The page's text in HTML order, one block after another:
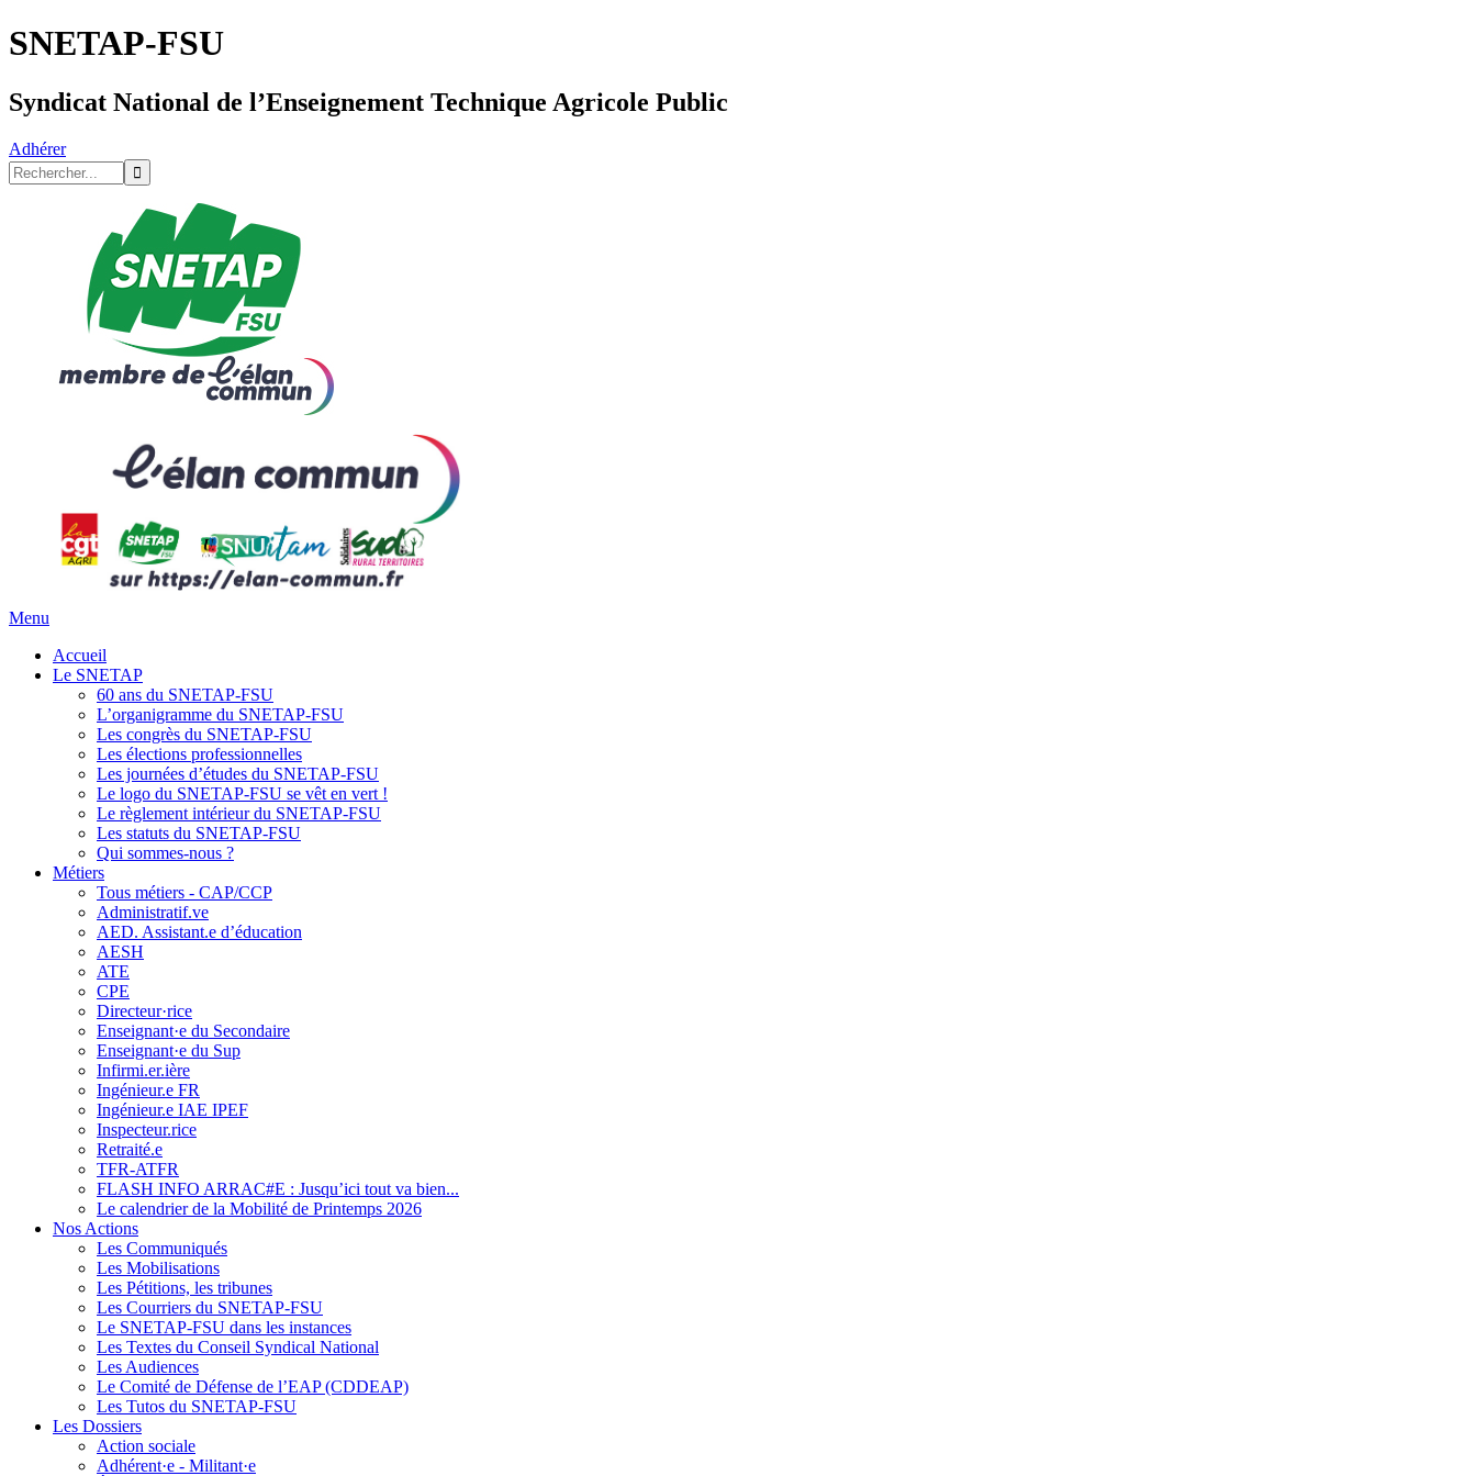
SNETAP-FSU
Syndicat National de l’Enseignement Technique Agricole Public
Adhérer
Menu
Accueil
Le SNETAP
60 ans du SNETAP-FSU
L’organigramme du SNETAP-FSU
Les congrès du SNETAP-FSU
Les élections professionnelles
Les journées d’études du SNETAP-FSU
Le logo du SNETAP-FSU se vêt en vert !
Le règlement intérieur du SNETAP-FSU
Les statuts du SNETAP-FSU
Qui sommes-nous ?
Métiers
Tous métiers - CAP/CCP
Administratif.ve
AED. Assistant.e d’éducation
AESH
ATE
CPE
Directeur·rice
Enseignant·e du Secondaire
Enseignant·e du Sup
Infirmi.er.ière
Ingénieur.e FR
Ingénieur.e IAE IPEF
Inspecteur.rice
Retraité.e
TFR-ATFR
FLASH INFO ARRAC#E : Jusqu’ici tout va bien...
Le calendrier de la Mobilité de Printemps 2026
Nos Actions
Les Communiqués
Les Mobilisations
Les Pétitions, les tribunes
Les Courriers du SNETAP-FSU
Le SNETAP-FSU dans les instances
Les Textes du Conseil Syndical National
Les Audiences
Le Comité de Défense de l’EAP (CDDEAP)
Les Tutos du SNETAP-FSU
Les Dossiers
Action sociale
Adhérent·e - Militant·e